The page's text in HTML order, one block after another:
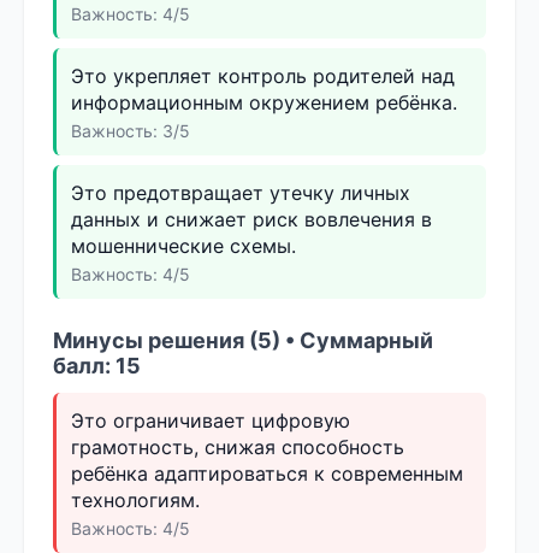
Важность: 4/5
Это укрепляет контроль родителей над
информационным окружением ребёнка.
Важность: 3/5
Это предотвращает утечку личных
данных и снижает риск вовлечения в
мошеннические схемы.
Важность: 4/5
Минусы решения (5) • Суммарный
балл: 15
Это ограничивает цифровую
грамотность, снижая способность
ребёнка адаптироваться к современным
технологиям.
Важность: 4/5